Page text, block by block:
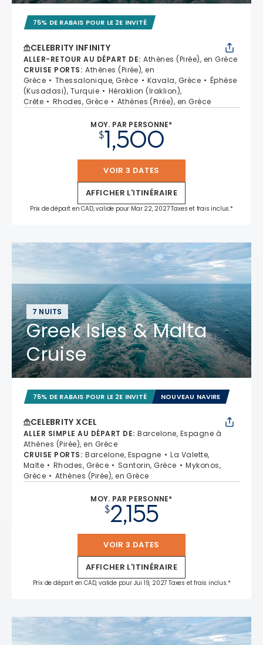
75% DE RABAIS POUR LE 2E INVITÉ
CELEBRITY INFINITY
ALLER-RETOUR AU DÉPART DE: Athènes (Pirée), en Grèce
CRUISE PORTS: Athènes (Pirée), en
Grèce
Thessalonique, Grèce Kavala, Grèce
Éphèse
(Kusadasi), Turquie
Héraklion (Iraklion),
Crète
Rhodes, Grèce Athènes (Pirée), en Grèce
MOY. PAR PERSONNE*
$1,500
VOIR 3 DATES
AFFICHER L'ITINÉRAIRE
Prix de départ en CAD, valide pour Mar 22, 2027 Taxes et frais inclus.*
7 NUITS
Greek Isles & Malta
Cruise
75% DE RABAIS POUR LE 2E INVITÉ NOUVEAU NAVIRE
CELEBRITY XCEL
ALLER SIMPLE AU DÉPART DE: Barcelone, Espagne à
Athènes (Pirée), en Grèce
CRUISE PORTS: Barcelone, Espagne
La Valette,
Malte
Rhodes, Grèce Santorin, Grèce
Mykonos,
Grèce
Athènes (Pirée), en Grèce
MOY. PAR PERSONNE*
$2,155
VOIR 3 DATES
AFFICHER L'ITINÉRAIRE
Prix de départ en CAD, valide pour Jui 19, 2027 Taxes et frais inclus.*